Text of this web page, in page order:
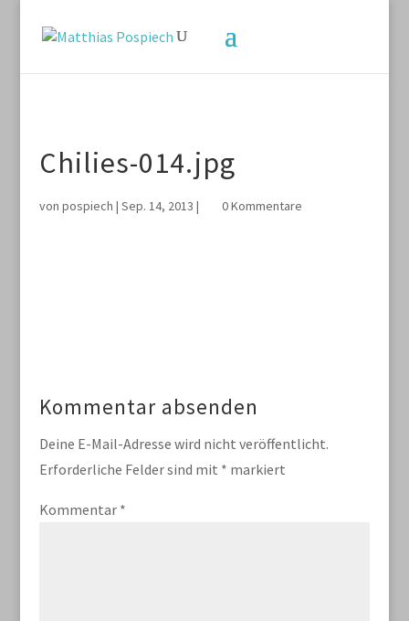
Chilies-014.jpg
von pospiech | Sep. 14, 2013 | 0 Kommentare
Kommentar absenden
Deine E-Mail-Adresse wird nicht veröffentlicht.
Erforderliche Felder sind mit * markiert
Kommentar *